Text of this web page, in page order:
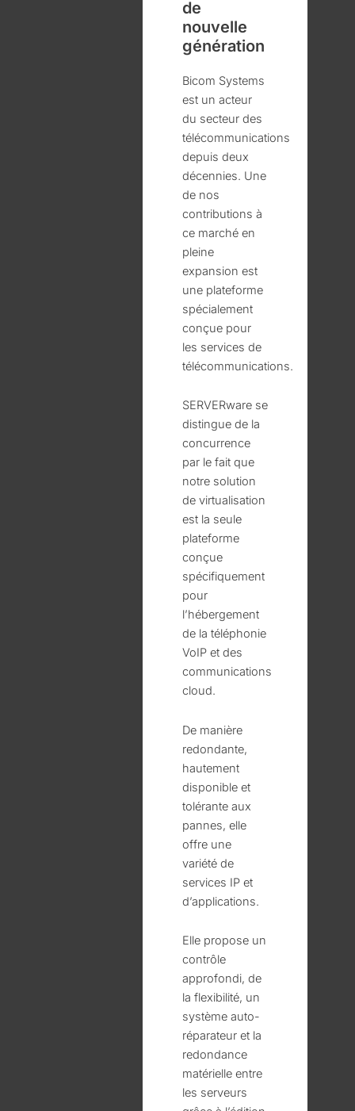
de
nouvelle
génération
Bicom Systems
est un acteur
du secteur des
télécommunications
depuis deux
décennies. Une
de nos
contributions à
ce marché en
pleine
expansion est
une plateforme
spécialement
conçue pour
les services de
télécommunications.
SERVERware se
distingue de la
concurrence
par le fait que
notre solution
de virtualisation
est la seule
plateforme
conçue
spécifiquement
pour
l’hébergement
de la téléphonie
VoIP et des
communications
cloud.
De manière
redondante,
hautement
disponible et
tolérante aux
pannes, elle
offre une
variété de
services IP et
d’applications.
Elle propose un
contrôle
approfondi, de
la flexibilité, un
système auto-
réparateur et la
redondance
matérielle entre
les serveurs